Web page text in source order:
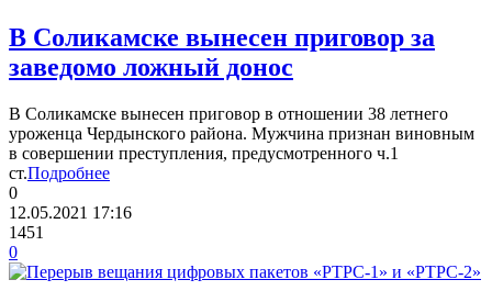
В Соликамске вынесен приговор за
заведомо ложный донос
В Соликамске вынесен приговор в отношении 38 летнего
уроженца Чердынского района. Мужчина признан виновным
в совершении преступления, предусмотренного ч.1
ст.Подробнее
0
12.05.2021 17:16
1451
0